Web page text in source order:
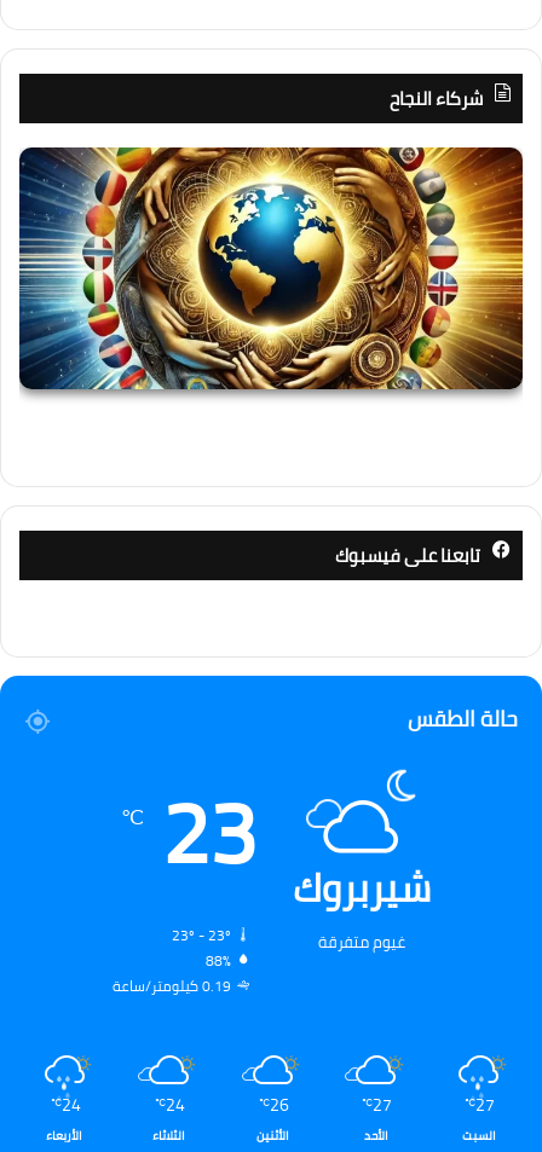
شركاء النجاح
تابعنا على فيسبوك
حالة الطقس
شيربروك
غيوم متفرقة
23
℃
88%
0.19 كيلومتر/ساعة
27
℃
السبت
27
℃
الأحد
26
℃
الأثنين
24
℃
الثلاثاء
24
℃
الأربعاء